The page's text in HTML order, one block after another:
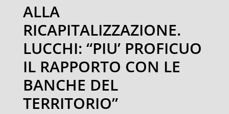
ALLA
RICAPITALIZZAZIONE.
LUCCHI: “PIU’ PROFICUO
IL RAPPORTO CON LE
BANCHE DEL
TERRITORIO”